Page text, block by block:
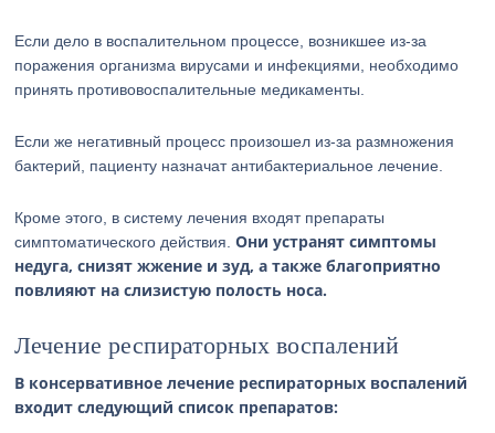
Если дело в воспалительном процессе, возникшее из-за
поражения организма вирусами и инфекциями, необходимо
принять противовоспалительные медикаменты.
Если же негативный процесс произошел из-за размножения
бактерий, пациенту назначат антибактериальное лечение.
Кроме этого, в систему лечения входят препараты
симптоматического действия.Они устранят симптомы
недуга, снизят жжение и зуд, а также благоприятно
повлияют на слизистую полость носа.
Лечение респираторных воспалений
В консервативное лечение респираторных воспалений
входит следующий список препаратов: